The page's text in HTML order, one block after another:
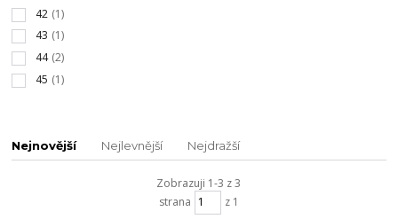
42 (1)
43 (1)
44 (2)
45 (1)
Nejnovější Nejlevnější Nejdražší
Zobrazuji 1-3 z 3
strana
z 1